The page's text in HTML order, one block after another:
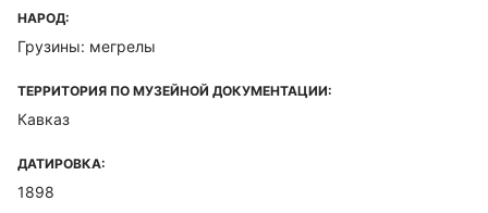
НАРОД:
Грузины: мегрелы
ТЕРРИТОРИЯ ПО МУЗЕЙНОЙ ДОКУМЕНТАЦИИ:
Кавказ
ДАТИРОВКА:
1898